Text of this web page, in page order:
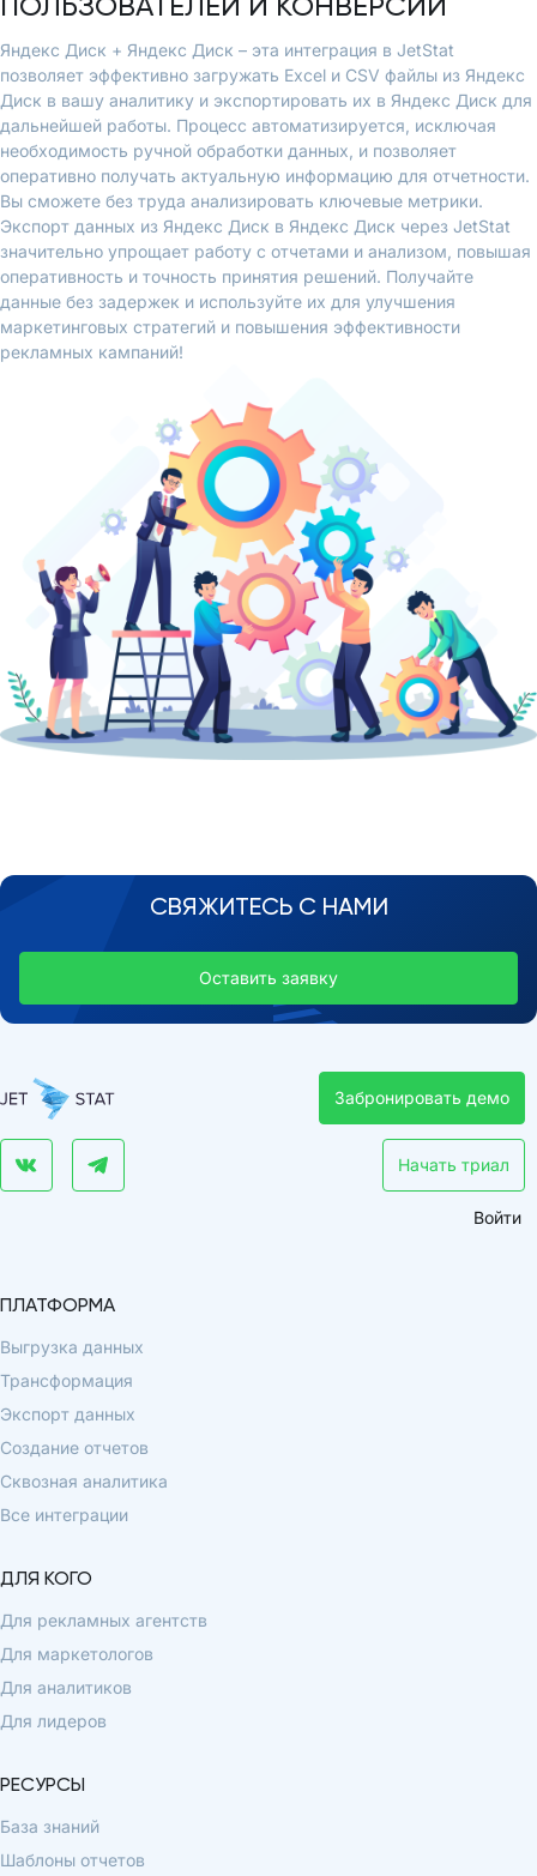
ПОЛЬЗОВАТЕЛЕЙ И КОНВЕРСИЙ
Яндекс Диск + Яндекс Диск – эта интеграция в JetStat
позволяет эффективно загружать Excel и CSV файлы из Яндекс
Диск в вашу аналитику и экспортировать их в Яндекс Диск для
дальнейшей работы. Процесс автоматизируется, исключая
необходимость ручной обработки данных, и позволяет
оперативно получать актуальную информацию для отчетности.
Вы сможете без труда анализировать ключевые метрики.
Экспорт данных из Яндекс Диск в Яндекс Диск через JetStat
значительно упрощает работу с отчетами и анализом, повышая
оперативность и точность принятия решений. Получайте
данные без задержек и используйте их для улучшения
маркетинговых стратегий и повышения эффективности
рекламных кампаний!
СВЯЖИТЕСЬ С НАМИ
Оставить заявку
Забронировать демо
Начать триал
Войти
ПЛАТФОРМА
Выгрузка данных
Трансформация
Экспорт данных
Создание отчетов
Сквозная аналитика
Все интеграции
ДЛЯ КОГО
Для рекламных агентств
Для маркетологов
Для аналитиков
Для лидеров
РЕСУРСЫ
База знаний
Шаблоны отчетов